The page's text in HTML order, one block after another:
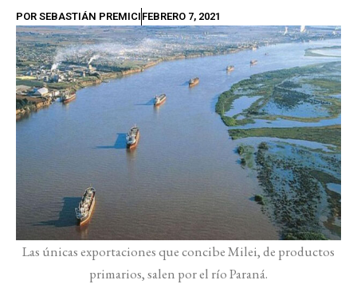
POR SEBASTIÁN PREMICI FEBRERO 7, 2021
Las únicas exportaciones que concibe Milei, de productos
primarios, salen por el río Paraná.